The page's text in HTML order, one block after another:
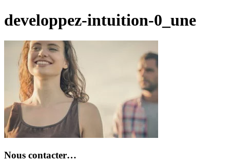
developpez-intuition-0_une
Nous contacter…